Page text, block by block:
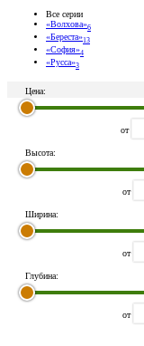
Все серии
«Волхова»6
«Береста»13
«София»4
«Русса»3
Цена:
от
Высота:
от
Ширина:
от
Глубина:
от